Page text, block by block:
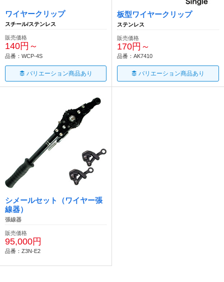
ワイヤークリップ
スチール/ステンレス
販売価格
140円～
品番：WCP-4S
バリエーション商品あり
板型ワイヤークリップ
ステンレス
販売価格
170円～
品番：AK7410
バリエーション商品あり
シメールセット（ワイヤー張
線器）
張線器
販売価格
95,000円
品番：Z3N-E2